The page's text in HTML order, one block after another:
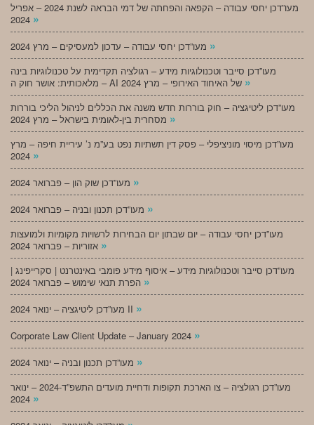
מעו”דכן יחסי עבודה – הקפאה והפחתה של דמי הבראה לשנת 2024 – אפריל
»
»
מעו”דכן סייבר וטכנולוגיות מידע – רגולציה תקדימית על טכנולוגיות בינה
»
מעו”דכן ליטיגציה – חוק בוררות חדש משנה את הכללים לניהול הליכי בוררות
»
מעו”דכן מיסוי מוניציפלי – פסק דין תשתיות נפט בע”מ נ’ עיריית חיפה – מרץ
»
»
»
מעו”דכן יחסי עבודה – יום שבתון יום הבחירות לרשויות מקומיות ולמועצות
»
מעו”דכן סייבר וטכנולוגיות מידע – איסוף מידע פומבי באינטרנט | סקרייפינג |
»
מעו”דכן ליטיגציה – ינואר 2024 II »
Corporate Law Client Update – January 2024 »
»
מעו”דכן רגולציה – צו הארכת תקופות ודחיית מועדים התשפ”ד-2024 – ינואר
»